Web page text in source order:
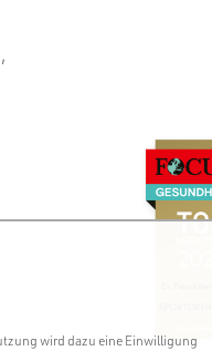
wird dazu eine Einwilligung